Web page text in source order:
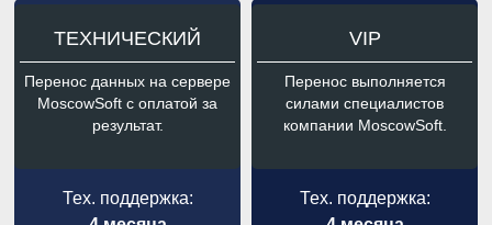
ТЕХНИЧЕСКИЙ
Перенос данных на сервере
MoscowSoft с оплатой за
результат.
Тех. поддержка:
VIP
Перенос выполняется
силами специалистов
компании MoscowSoft.
Тех. поддержка: